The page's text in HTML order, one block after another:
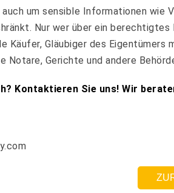
um sensible Informationen
Nur wer über ein
Käufer, Gläubiger des
Notare, Gerichte und andere
Kontaktieren Sie uns! Wir